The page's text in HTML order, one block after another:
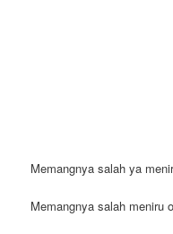
Memangnya salah ya
Memangnya salah meniru